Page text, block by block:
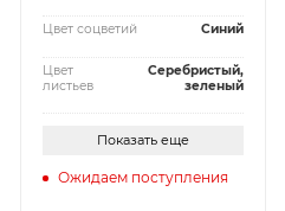
Цвет соцветий Синий
Цвет
листьев
Серебристый,
зеленый
Показать еще
Ожидаем поступления